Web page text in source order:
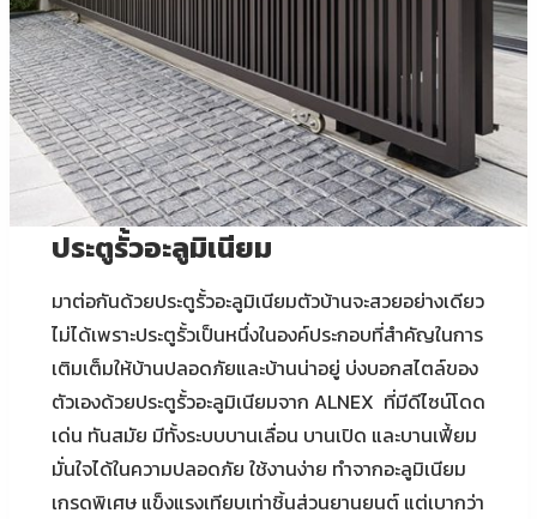
ประตูรั้วอะลูมิเนียม
มาต่อกันด้วยประตูรั้วอะลูมิเนียมตัวบ้านจะสวยอย่างเดียว
ไม่ได้เพราะประตูรั้วเป็นหนึ่งในองค์ประกอบที่สำคัญในการ
เติมเต็มให้บ้านปลอดภัยและบ้านน่าอยู่ บ่งบอกสไตล์ของ
ตัวเองด้วยประตูรั้วอะลูมิเนียมจาก ALNEX ที่มีดีไซน์โดด
เด่น ทันสมัย มีทั้งระบบบานเลื่อน บานเปิด และบานเฟี้ยม
มั่นใจได้ในความปลอดภัย ใช้งานง่าย ทำจากอะลูมิเนียม
เกรดพิเศษ แข็งแรงเทียบเท่าชิ้นส่วนยานยนต์ แต่เบากว่า